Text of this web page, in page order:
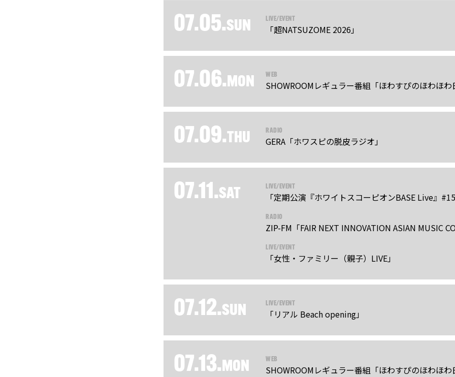
07.05.SUN LIVE/EVENT
「超NATSUZOME 2026」
07.06.MON WEB
SHOWROOMレギュラー番組「ほわすぴのほわほわ
07.09.THU RADIO
GERA「ホワスピの脱皮ラジオ」
07.11.SAT LIVE/EVENT
「定期公演『ホワイトスコーピオンBASE Live』
RADIO
ZIP-FM「FAIR NEXT INNOVATION ASIAN MUSIC
LIVE/EVENT
「女性・ファミリー（親子）LIVE」
07.12.SUN LIVE/EVENT
「リアル Beach opening」
07.13.MON WEB
SHOWROOMレギュラー番組「ほわすぴのほわほわ